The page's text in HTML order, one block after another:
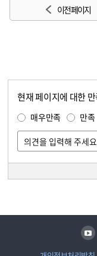
이전 페이지
현재 페이지에 대한
매우만족 만족
유튜브